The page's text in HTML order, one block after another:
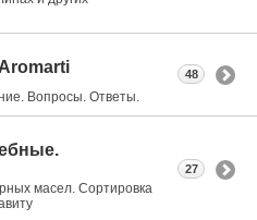
Вопросы. Ответы.
48
масел. Сортировка
27